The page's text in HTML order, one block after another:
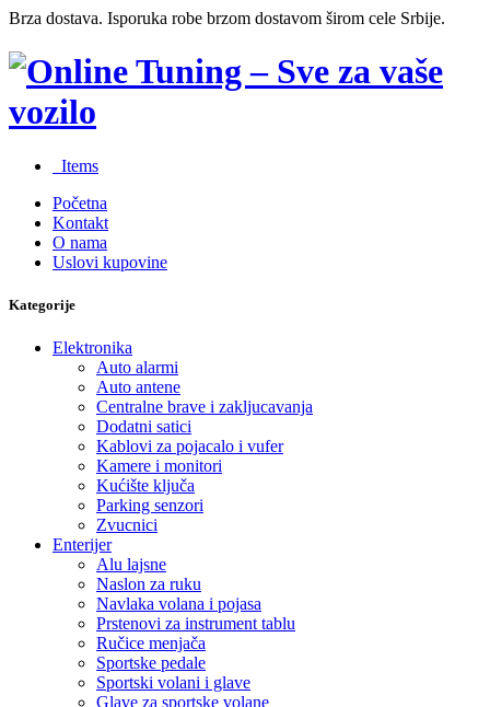
Brza dostava. Isporuka robe brzom dostavom širom cele Srbije.
Items
Početna
Kontakt
O nama
Uslovi kupovine
Kategorije
Elektronika
Auto alarmi
Auto antene
Centralne brave i zakljucavanja
Dodatni satici
Kablovi za pojacalo i vufer
Kamere i monitori
Kućište ključa
Parking senzori
Zvucnici
Enterijer
Alu lajsne
Naslon za ruku
Navlaka volana i pojasa
Prstenovi za instrument tablu
Ručice menjača
Sportske pedale
Sportski volani i glave
Glave za sportske volane